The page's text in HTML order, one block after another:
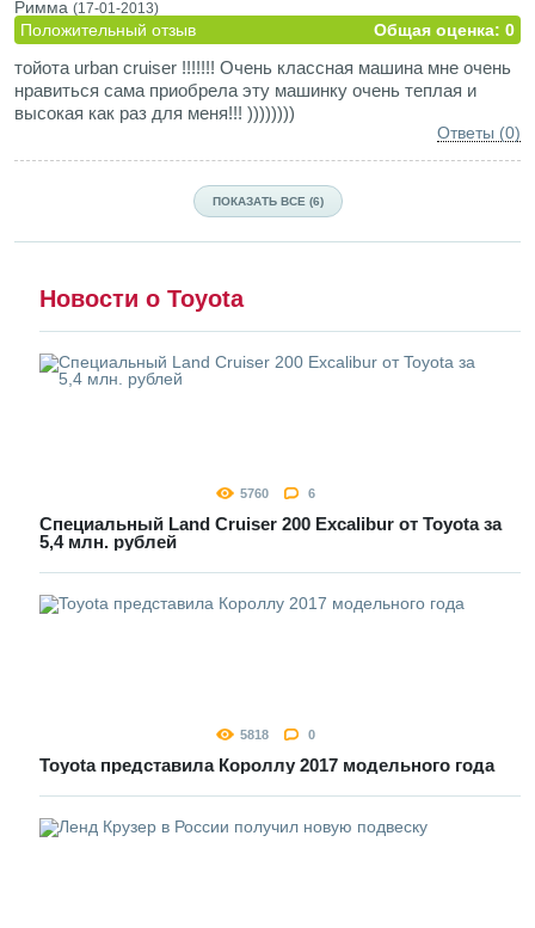
Римма (17-01-2013)
Положительный отзыв Общая оценка: 0
тойота urban cruiser !!!!!!! Очень классная машина мне очень
нравиться сама приобрела эту машинку очень теплая и
высокая как раз для меня!!! ))))))))
Ответы (0)
ПОКАЗАТЬ ВСЕ (6)
Новости о Toyota
5760 6
Специальный Land Cruiser 200 Excalibur от Toyota за
5,4 млн. рублей
5818 0
Toyota представила Короллу 2017 модельного года